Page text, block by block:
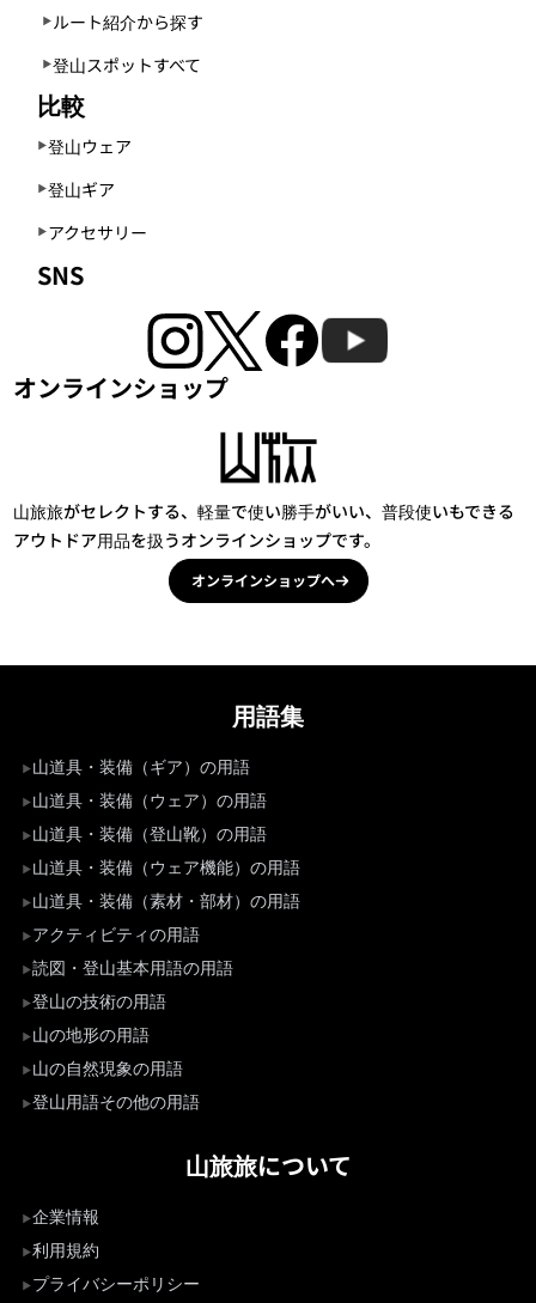
ルート紹介から探す
登山スポットすべて
比較
登山ウェア
登山ギア
アクセサリー
SNS
オンラインショップ
山旅旅がセレクトする、軽量で使い勝手がいい、普段使いもできる
アウトドア用品を扱うオンラインショップです。
オンラインショップへ
用語集
山道具・装備（ギア）の用語
山道具・装備（ウェア）の用語
山道具・装備（登山靴）の用語
山道具・装備（ウェア機能）の用語
山道具・装備（素材・部材）の用語
アクティビティの用語
読図・登山基本用語の用語
登山の技術の用語
山の地形の用語
山の自然現象の用語
登山用語その他の用語
山旅旅について
企業情報
利用規約
プライバシーポリシー